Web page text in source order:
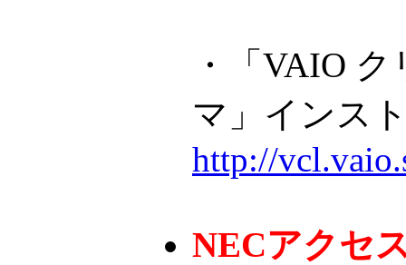
・「VAIO
マ」インス
http://
NECアクセ